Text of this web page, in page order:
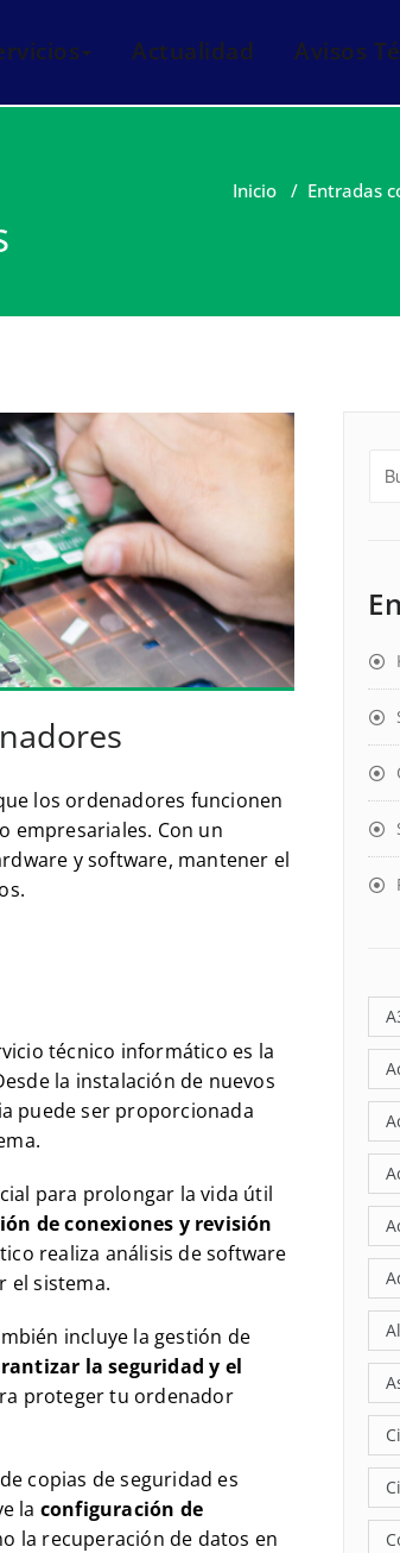
MataróActualidad Avisos
Inicio / Entradas
los ordenadores funcionen
empresariales. Con un
y software, mantener el
técnico informático es la
la instalación de nuevos
puede ser proporcionada
para prolongar la vida útil
de conexiones y revisión
realiza análisis de software
el sistema.
incluye la gestión de
la seguridad y el
proteger tu ordenador
copias de seguridad es
la configuración de
la recuperación de datos en